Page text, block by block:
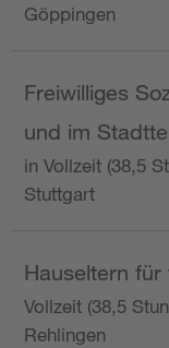
Göppingen
Freiwilliges
und im
in Vollzeit (38,5
Stuttgart
Hauseltern für
Vollzeit (38,5
Rehlingen